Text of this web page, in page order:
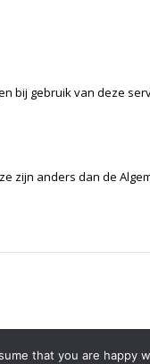
bij gebruik van deze
zijn anders dan de
that you are happy